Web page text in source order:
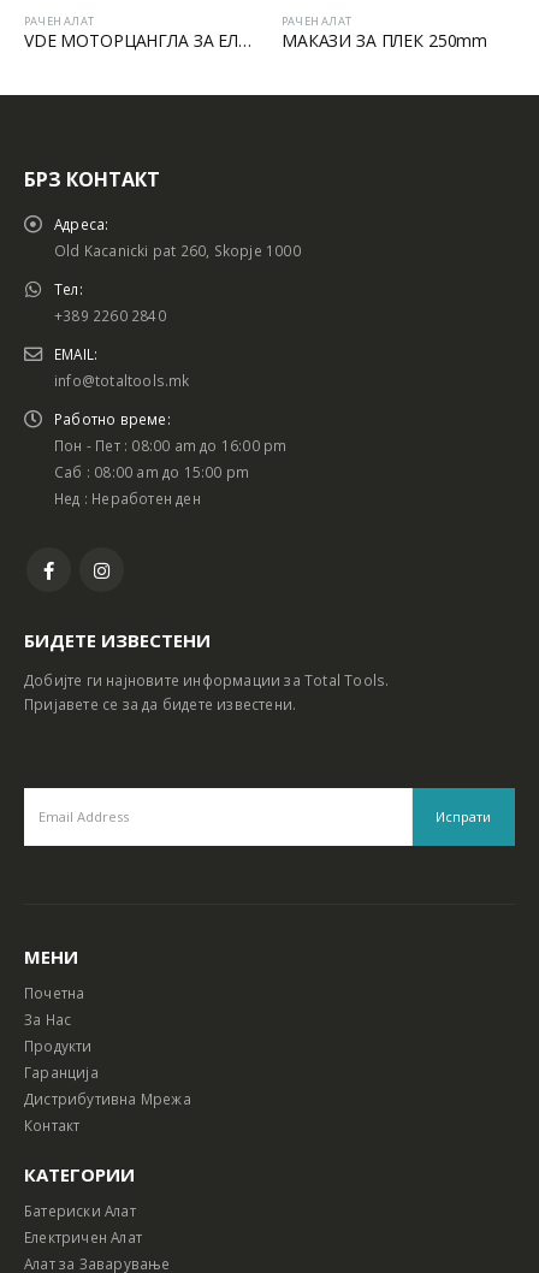
РАЧЕН АЛАТ
VDE МОТОРЦАНГЛА ЗА ЕЛЕКТРИЧАРИ
РАЧЕН АЛАТ
МАКАЗИ ЗА ПЛЕК 250mm
БРЗ КОНТАКТ
Адреса:
Old Kacanicki pat 260, Skopje 1000
Тел:
+389 2260 2840
EMAIL:
info@totaltools.mk
Работно време:
Пон - Пет : 08:00 am до 16:00 pm
Саб : 08:00 am до 15:00 pm
Нед : Неработен ден
БИДЕТЕ ИЗВЕСТЕНИ
Добијте ги најновите информации за Total Tools.
Пријавете се за да бидете известени.
МЕНИ
Почетна
За Нас
Продукти
Гаранција
Дистрибутивна Мрежа
Контакт
КАТЕГОРИИ
Батериски Алат
Електричен Алат
Алат за Заварување